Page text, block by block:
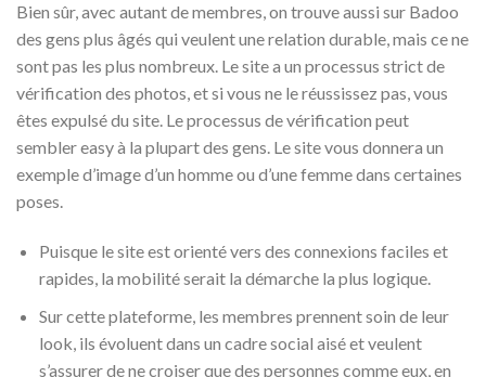
Bien sûr, avec autant de membres, on trouve aussi sur Badoo
des gens plus âgés qui veulent une relation durable, mais ce ne
sont pas les plus nombreux. Le site a un processus strict de
vérification des photos, et si vous ne le réussissez pas, vous
êtes expulsé du site. Le processus de vérification peut
sembler easy à la plupart des gens. Le site vous donnera un
exemple d’image d’un homme ou d’une femme dans certaines
poses.
Puisque le site est orienté vers des connexions faciles et
rapides, la mobilité serait la démarche la plus logique.
Sur cette plateforme, les membres prennent soin de leur
look, ils évoluent dans un cadre social aisé et veulent
s’assurer de ne croiser que des personnes comme eux, en